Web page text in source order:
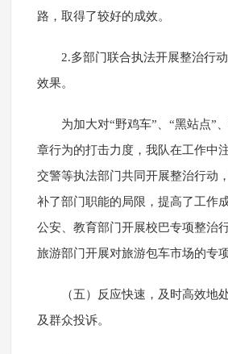
路，取得了较好的成效。
2.多部门联合执法开展整治行
效果。
为加大对“野鸡车”、“黑站点”
章行为的打击力度，我队在工作中
交警等执法部门共同开展整治行动
补了部门职能的局限，提高了工作
公安、教育部门开展校巴专项整治
旅游部门开展对旅游包车市场的专
（五）反应快速，及时高效地
及群众投诉。